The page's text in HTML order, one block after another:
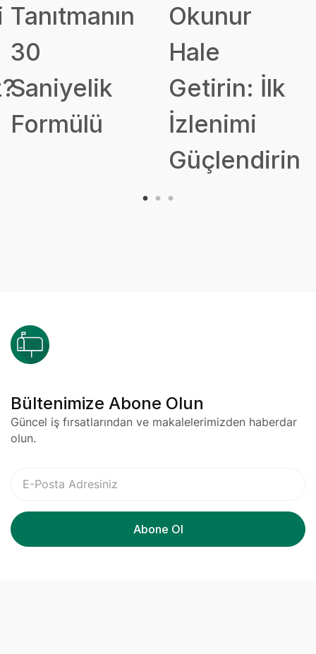
Tanıtmanın
30
Saniyelik
Formülü
Okunur
Hale
Getirin: İlk
İzlenimi
Güçlendirin
Bültenimize Abone Olun
Güncel iş fırsatlarından ve makalelerimizden haberdar
olun.